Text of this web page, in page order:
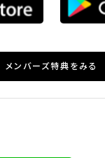
メンバーズ特典をみる